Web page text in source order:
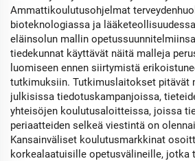
Ammattikoulutusohjelmat
bioteknologiassa ja
eläinsolun mallin
tiedekunnat käyttävät näitä malleja
luomiseen ennen siirtymistä
tutkimuksiin. Tutkimuslaitokset pitävät
julkisissa tiedotuskampanjoissa,
yhteisöjen koulutusaloitteissa, joissa
periaatteiden selkeä viestintä on
Kansainväliset koulutusmarkkinat
korkealaatuisille opetusvälineille, jotka